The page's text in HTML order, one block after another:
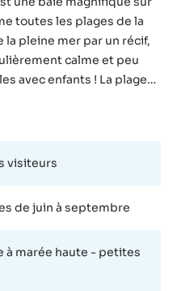
toutes les plages de la
pleine mer par un récif,
calme et peu
enfants ! La plage
d’hôte et d’hôtels,
L’Anse Forbans est
sachant qu’ils
Il y a un arrêt de bus
une mer peu profonde.
visiteurs
de juin à septembre
marée haute - petites